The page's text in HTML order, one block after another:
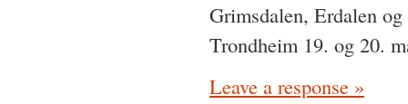
Grimsdalen, Erdalen
Trondheim 19. og 20.
Leave a response »